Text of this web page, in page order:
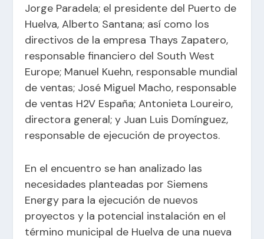
Jorge Paradela; el presidente del Puerto de
Huelva, Alberto Santana; así como los
directivos de la empresa Thays Zapatero,
responsable financiero del South West
Europe; Manuel Kuehn, responsable mundial
de ventas; José Miguel Macho, responsable
de ventas H2V España; Antonieta Loureiro,
directora general; y Juan Luis Domínguez,
responsable de ejecución de proyectos.
En el encuentro se han analizado las
necesidades planteadas por Siemens
Energy para la ejecución de nuevos
proyectos y la potencial instalación en el
término municipal de Huelva de una nueva